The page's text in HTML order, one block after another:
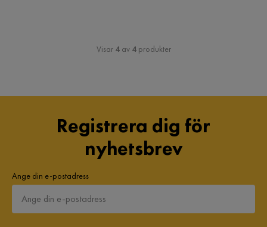
Visar 4av 4produkter
Registrera dig för
nyhetsbrev
Ange din e-postadress